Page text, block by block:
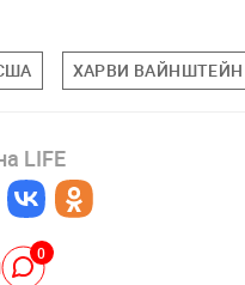
ХАРВИ ВАЙНШТЕЙН
LIFE
0